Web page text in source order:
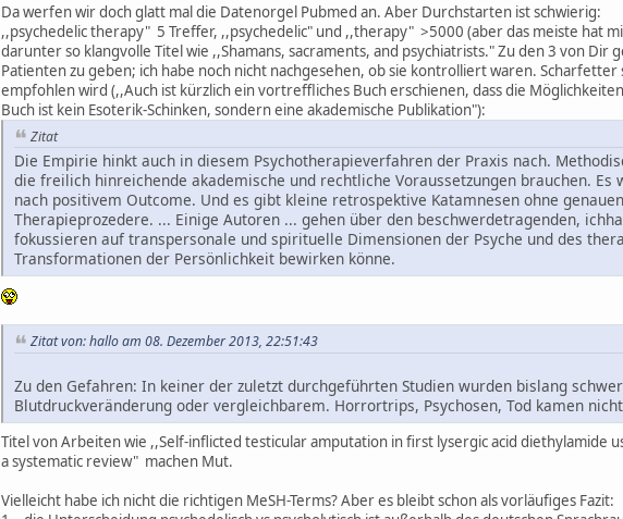
Da werfen wir doch glatt mal die Datenorgel Pubmed an. Aber Durchstarten ist schwierig:
,,psychedelic therapy" 5 Treffer, ,,psychedelic" und ,,therapy" >5000 (aber das meiste hat
darunter so klangvolle Titel wie ,,Shamans, sacraments, and psychiatrists." Zu den 3 von
Patienten zu geben; ich habe noch nicht nachgesehen, ob sie kontrolliert waren.
empfohlen wird (,,Auch ist kürzlich ein vortreffliches Buch erschienen, dass die
Buch ist kein Esoterik-Schinken, sondern eine akademische Publikation"):
Zitat
Die Empirie hinkt auch in diesem Psychotherapieverfahren der Praxis nach.
die freilich hinreichende akademische und rechtliche Voraussetzungen brauchen.
nach positivem Outcome. Und es gibt kleine retrospektive Katamnesen ohne
Therapieprozedere. ... Einige Autoren ... gehen über den beschwerdetragenden,
fokussieren auf transpersonale und spirituelle Dimensionen der Psyche und des
Transformationen der Persönlichkeit bewirken könne.
Zitat von: hallo am 08. Dezember 2013, 22:51:43
Zu den Gefahren: In keiner der zuletzt durchgeführten Studien wurden bislang
Blutdruckveränderung oder vergleichbarem. Horrortrips, Psychosen, Tod kamen
Titel von Arbeiten wie ,,Self-inflicted testicular amputation in first lysergic acid diethylamide
a systematic review" machen Mut.
Vielleicht habe ich nicht die richtigen MeSH-Terms? Aber es bleibt schon als vorläufiges Fazit: